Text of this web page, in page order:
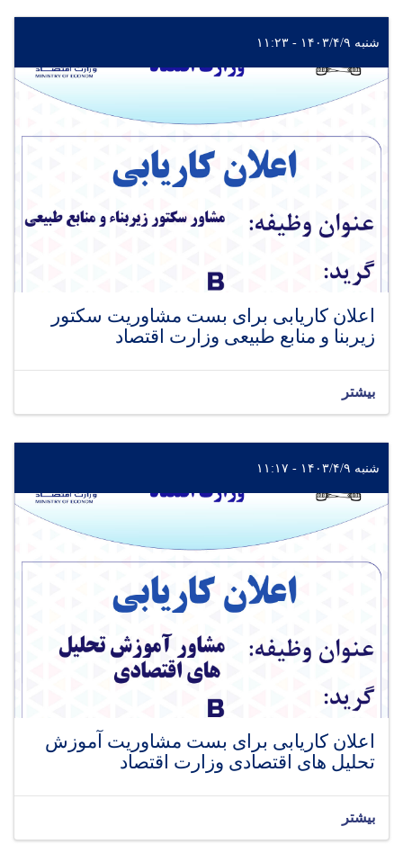
شنبه ۱۴۰۳/۴/۹ - ۱۱:۲۳
اعلان کاریابی برای بست مشاوریت سکتور
زیربنا و منابع طبیعی وزارت اقتصاد
بیشتر
شنبه ۱۴۰۳/۴/۹ - ۱۱:۱۷
اعلان کاریابی برای بست مشاوریت آموزش
تحلیل های اقتصادی وزارت اقتصاد
بیشتر